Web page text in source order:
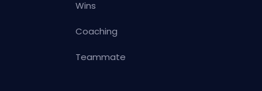
Wins
Coaching
Teammate